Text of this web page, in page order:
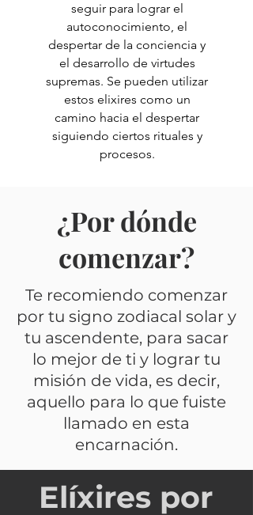
seguir para lograr el
autoconocimiento, el
despertar de la conciencia y
el desarrollo de virtudes
supremas. Se pueden utilizar
estos elixires como un
camino hacia el despertar
siguiendo ciertos rituales y
procesos.
¿Por dónde
comenzar?
Te recomiendo comenzar
por tu signo zodiacal solar y
tu ascendente, para sacar
lo mejor de ti y lograr tu
misión de vida, es decir,
aquello para lo que fuiste
llamado en esta
encarnación.
Elíxires por